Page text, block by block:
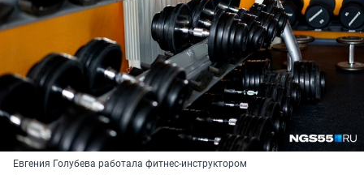
Евгения Голубева работала фитнес-инструктором